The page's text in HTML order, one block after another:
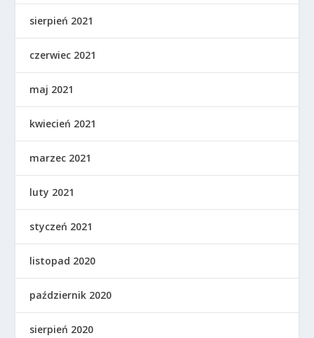
sierpień 2021
czerwiec 2021
maj 2021
kwiecień 2021
marzec 2021
luty 2021
styczeń 2021
listopad 2020
październik 2020
sierpień 2020